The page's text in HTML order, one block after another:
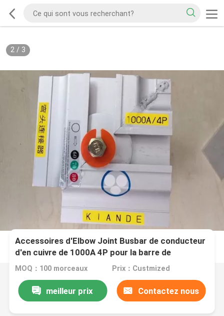
2/ 3
Accessoires d'Elbow Joint Busbar de conducteur
d'en cuivre de 1000A 4P pour la barre de
connexion de Busduct
MOQ：100 morceaux Prix：Custmized
meilleur prix Contactez nous